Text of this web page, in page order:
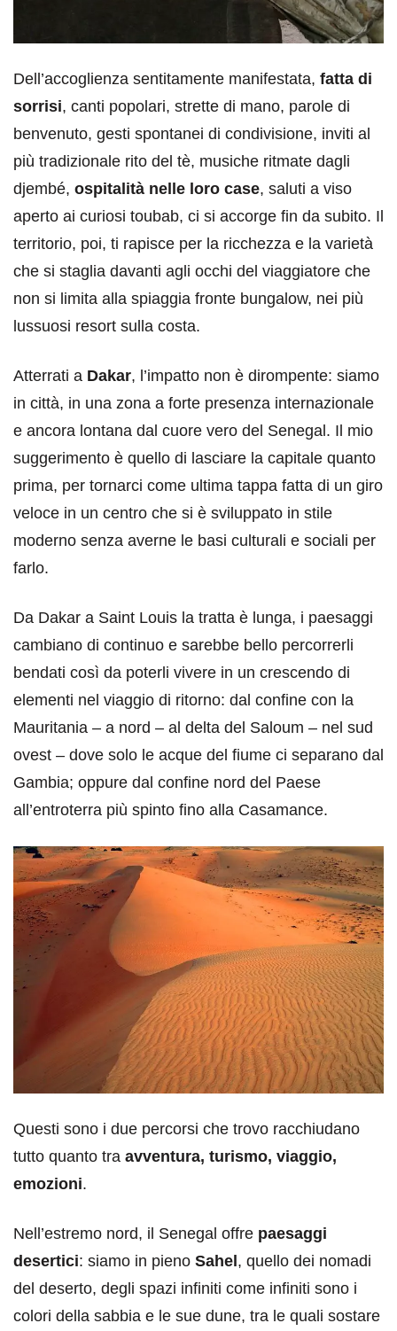
Dell’accoglienza sentitamente manifestata, fatta di
sorrisi, canti popolari, strette di mano, parole di
benvenuto, gesti spontanei di condivisione, inviti al
più tradizionale rito del tè, musiche ritmate dagli
djembé, ospitalità nelle loro case, saluti a viso
aperto ai curiosi toubab, ci si accorge fin da subito. Il
territorio, poi, ti rapisce per la ricchezza e la varietà
che si staglia davanti agli occhi del viaggiatore che
non si limita alla spiaggia fronte bungalow, nei più
lussuosi resort sulla costa.
Atterrati a Dakar, l’impatto non è dirompente: siamo
in città, in una zona a forte presenza internazionale
e ancora lontana dal cuore vero del Senegal. Il mio
suggerimento è quello di lasciare la capitale quanto
prima, per tornarci come ultima tappa fatta di un giro
veloce in un centro che si è sviluppato in stile
moderno senza averne le basi culturali e sociali per
farlo.
Da Dakar a Saint Louis la tratta è lunga, i paesaggi
cambiano di continuo e sarebbe bello percorrerli
bendati così da poterli vivere in un crescendo di
elementi nel viaggio di ritorno: dal confine con la
Mauritania – a nord – al delta del Saloum – nel sud
ovest – dove solo le acque del fiume ci separano dal
Gambia; oppure dal confine nord del Paese
all’entroterra più spinto fino alla Casamance.
Questi sono i due percorsi che trovo racchiudano
tutto quanto tra avventura, turismo, viaggio,
emozioni.
Nell’estremo nord, il Senegal offre paesaggi
desertici: siamo in pieno Sahel , quello dei nomadi
del deserto, degli spazi infiniti come infiniti sono i
colori della sabbia e le sue dune, tra le quali sostare